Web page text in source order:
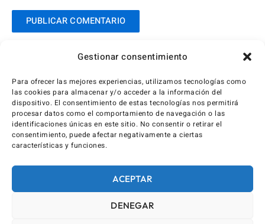
Gestionar consentimiento
Para ofrecer las mejores experiencias, utilizamos tecnologías como
las cookies para almacenar y/o acceder a la información del
dispositivo. El consentimiento de estas tecnologías nos permitirá
procesar datos como el comportamiento de navegación o las
identificaciones únicas en este sitio. No consentir o retirar el
consentimiento, puede afectar negativamente a ciertas
características y funciones.
ACEPTAR
DENEGAR